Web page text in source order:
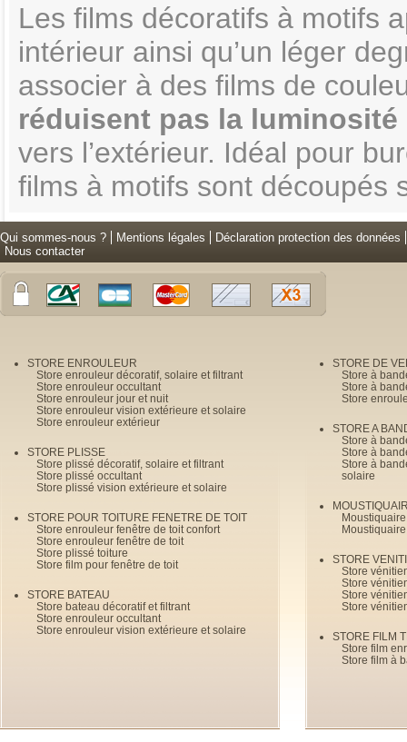
Les films décoratifs à motifs
intérieur ainsi qu’un léger
associer à des films de
réduisent pas la luminosité
vers l’extérieur. Idéal pour
films à motifs sont découpés
Qui sommes-nous ? Mentions légales
Déclaration protection des données
Nous contacter
STORE ENROULEUR
Store enrouleur décoratif, solaire et filtrant
Store enrouleur occultant
Store enrouleur jour et nuit
Store enrouleur vision extérieure et solaire
Store enrouleur extérieur
STORE PLISSE
Store plissé décoratif, solaire et filtrant
Store plissé occultant
Store plissé vision extérieure et solaire
STORE POUR TOITURE FENETRE DE TOIT
Store enrouleur fenêtre de toit confort
Store enrouleur fenêtre de toit
Store plissé toiture
Store film pour fenêtre de toit
STORE BATEAU
Store bateau décoratif et filtrant
Store enrouleur occultant
Store enrouleur vision extérieure et solaire
STORE DE
Store à
Store à
Store
STORE A
Store à
Store à
Store à
solaire
STORE
Store
Store
Store
Store
STORE FILM
Store film
Store film à